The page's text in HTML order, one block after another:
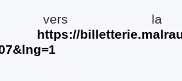
vers la
https://